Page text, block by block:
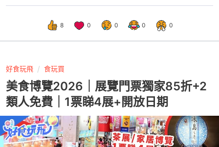
8 0 0 0 0
好食玩飛 食玩買
美食博覽2026｜展覽門票獨家85折+2
類人免費｜1票睇4展+開放日期